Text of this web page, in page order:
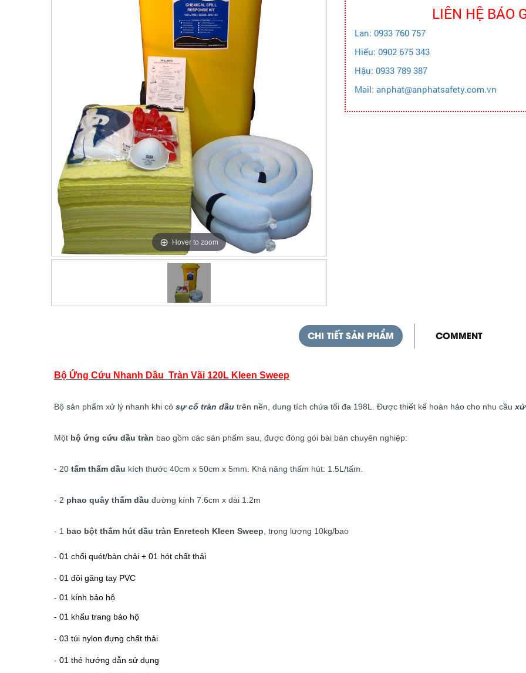
Hover to zoom
LIÊN HỆ BÁO
Lan: 0933 760 757
Hiếu: 0902 675 343
Hậu: 0933 789 387
Mail: anphat@anphatsafety.com.vn
CHI TIẾT SẢN PHẨM COMMENT
Bộ Ứng Cứu Nhanh Dầu Tràn Vãi 120L Kleen Sweep
Bộ sản phẩm xử lý nhanh khi có sự cố tràn dầu trên nền, dung tích chứa tối đa 198L. Được thiết kế hoàn hảo cho nhu cầu
Một bộ ứng cứu dầu tràn bao gồm các sản phẩm sau, được đóng gói bài bản chuyên nghiệp:
- 20 tấm thấm dầu kích thước 40cm x 50cm x 5mm. Khả năng thấm hút: 1.5L/tấm.
- 2 phao quây thấm dầu đường kính 7.6cm x dài 1.2m
- 1 bao bột thấm hút dầu tràn Enretech Kleen Sweep, trọng lượng 10kg/bao
- 01 chổi quét/bàn chải + 01 hót chất thải
- 01 đôi găng tay PVC
- 01 kính bảo hộ
- 01 khẩu trang bảo hộ
- 03 túi nylon đựng chất thải
- 01 thẻ hướng dẫn sử dụng